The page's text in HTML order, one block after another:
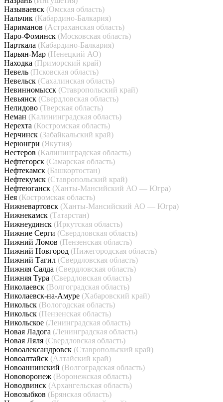
Называевск (Омская область)
Нальчик (Кабардино-Балкария)
Нариманов (Астраханская область)
Наро-Фоминск (Московская область)
Нарткала (Кабардино-Балкария)
Нарьян-Мар (Ненецкий АО)
Находка (Приморский край)
Невель (Псковская область)
Невельск (Сахалинская область)
Невинномысск (Ставропольский край)
Невьянск (Свердловская область)
Нелидово (Тверская область)
Неман (Калининградская область)
Нерехта (Костромская область)
Нерчинск (Забайкальский край)
Нерюнгри (Якутия)
Нестеров (Калининградская область)
Нефтегорск (Самарская область)
Нефтекамск (Башкортостан)
Нефтекумск (Ставропольский край)
Нефтеюганск (Ханты-Мансийский АО — Югра)
Нея (Костромская область)
Нижневартовск (Ханты-Мансийский АО — Югра)
Нижнекамск (Татарстан)
Нижнеудинск (Иркутская область)
Нижние Серги (Свердловская область)
Нижний Ломов (Пензенская область)
Нижний Новгород (Нижегородская область)
Нижний Тагил (Свердловская область)
Нижняя Салда (Свердловская область)
Нижняя Тура (Свердловская область)
Николаевск (Волгоградская область)
Николаевск-на-Амуре (Хабаровский край)
Никольск (Вологодская область)
Никольск (Пензенская область)
Никольское (Ленинградская область)
Новая Ладога (Ленинградская область)
Новая Ляля (Свердловская область)
Новоалександровск (Ставропольский край)
Новоалтайск (Алтайский край)
Новоаннинский (Волгоградская область)
Нововоронеж (Воронежская область)
Новодвинск (Архангельская область)
Новозыбков (Брянская область)